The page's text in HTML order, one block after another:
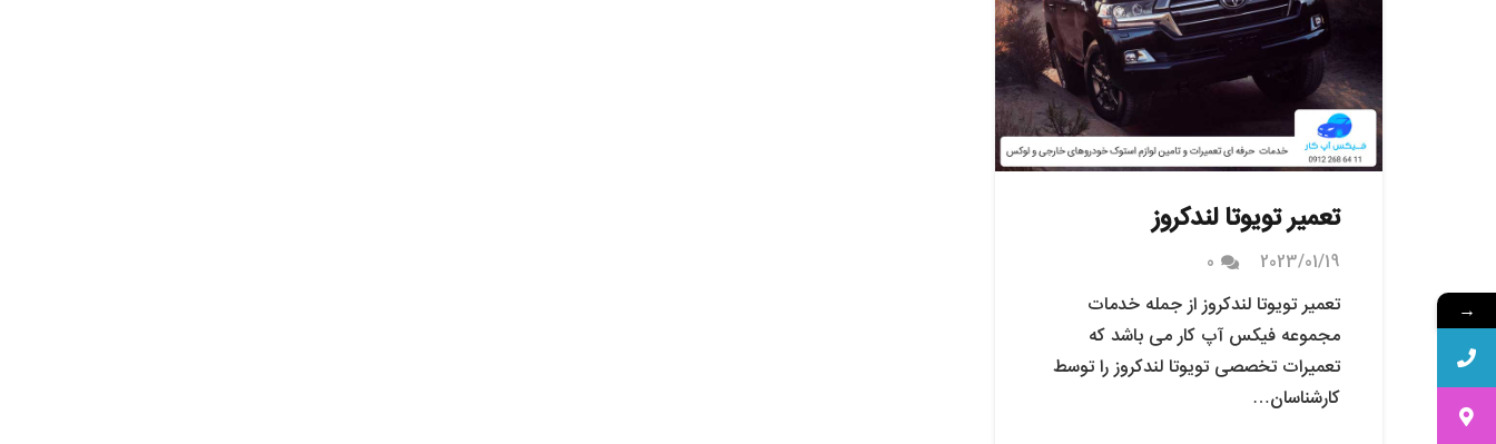
تعمیر تویوتا لندکروز
2023/01/19
0
تعمیر تویوتا لندکروز از جمله خدمات
مجموعه فیکس آپ کار می باشد که
تعمیرات تخصصی تویوتا لندکروز را توسط
کارشناسان…
→